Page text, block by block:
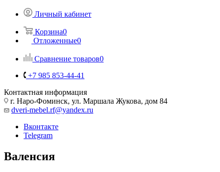
Личный кабинет
Корзина0
Отложенные0
Сравнение товаров0
+7 985 853-44-41
Контактная информация
г. Наро-Фоминск, ул. Маршала Жукова, дом 84
dveri-mebel.rf@yandex.ru
Вконтакте
Telegram
Валенсия